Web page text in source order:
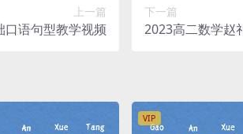
上一篇
语句型教学视频
下一篇
2023高二数学赵
VIP